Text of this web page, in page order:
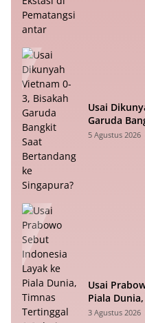
Usai
Garuda
Singapura?
5 Agustus 2026
Usai
Piala
Vietnam
3 Agustus 2026